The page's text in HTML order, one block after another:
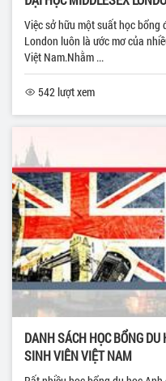
Việc sở hữu một suất học
London luôn là ước mơ của
Việt Nam.Nhằm ...
542 lượt xem
DANH SÁCH HỌC BỔNG
SINH VIÊN VIỆT NAM